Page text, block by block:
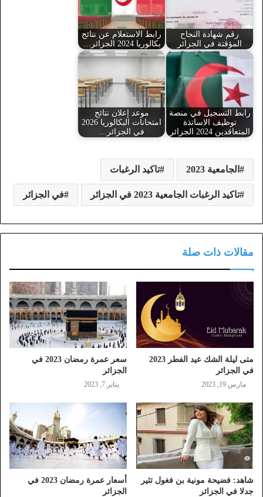
رقم شهادة النجاح
المؤقتة في الجزائر
رابط الاستعلام عن نتائج
بكالوريا 2024 الجزائر…
رابط التسجيل في منصة
توظيف الاساتذة
المتعاقدين 2024 الجزائر
موعد إعلان نتائج
امتحانات البكالوريا 2026
في الجزائر…
الجامعية 2023 تاكيد الرغبات
تاكيد الرغبات الجامعية 2023 في الجزائر في الجزائر
مقالات ذات صلة
متى ليلة الشك عيد الفطر 2023
في الجزائر
مارس 19, 2023
سعر عمرة رمضان 2023 في
الجزائر
يناير 7, 2023
شاهد: فضيحة مونية بن فغول تثير
جدلا في الجزائر
أسعار عمرة رمضان 2023 في
الجزائر